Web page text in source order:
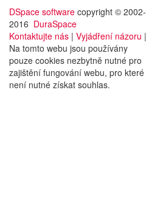
DSpace software copyright © 2002-
2016 DuraSpace
Kontaktujte nás | Vyjádření názoru |
Na tomto webu jsou používány
pouze cookies nezbytně nutné pro
zajištění fungování webu, pro které
není nutné získat souhlas.